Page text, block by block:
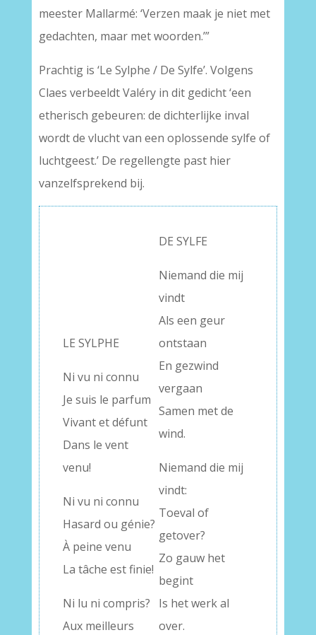
meester Mallarmé: ‘Verzen maak je niet met
gedachten, maar met woorden.’”
Prachtig is ‘Le Sylphe / De Sylfe’. Volgens
Claes verbeeldt Valéry in dit gedicht ‘een
etherisch gebeuren: de dichterlijke inval
wordt de vlucht van een oplossende sylfe of
luchtgeest.’ De regellengte past hier
vanzelfsprekend bij.
LE SYLPHE
Ni vu ni connu
Je suis le parfum
Vivant et défunt
Dans le vent
venu!
Ni vu ni connu
Hasard ou génie?
À peine venu
La tâche est finie!
Ni lu ni compris?
Aux meilleurs
DE SYLFE
Niemand die mij
vindt
Als een geur
ontstaan
En gezwind
vergaan
Samen met de
wind.
Niemand die mij
vindt:
Toeval of
getover?
Zo gauw het
begint
Is het werk al
over.